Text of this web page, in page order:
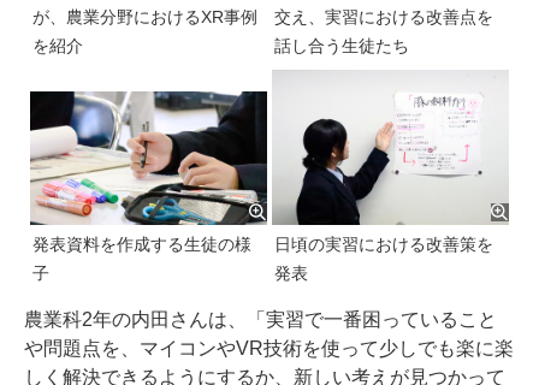
が、農業分野におけるXR事例
を紹介
交え、実習における改善点を
話し合う生徒たち
発表資料を作成する生徒の様
子
日頃の実習における改善策を
発表
農業科2年の内田さんは、「実習で一番困っていること
や問題点を、マイコンやVR技術を使って少しでも楽に楽
しく解決できるようにするか、新しい考えが見つかって